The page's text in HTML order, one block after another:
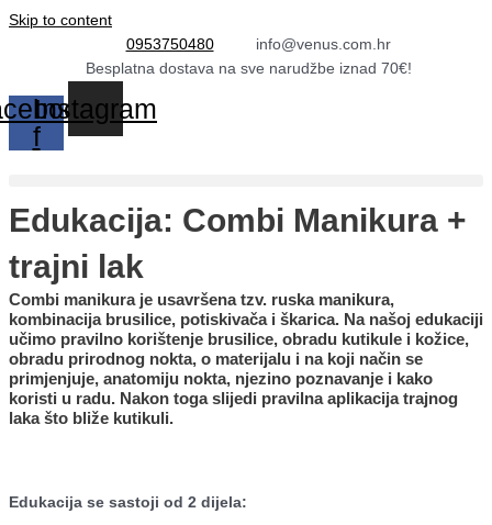
Skip to content
0953750480
info@venus.com.hr
Besplatna dostava na sve narudžbe iznad 70€!
f
Instagram
Edukacija: Combi Manikura +
trajni lak
Combi manikura je usavršena tzv. ruska manikura,
kombinacija brusilice, potiskivača i škarica. Na našoj edukaciji
učimo pravilno korištenje brusilice, obradu kutikule i kožice,
obradu prirodnog nokta, o materijalu i na koji način se
primjenjuje, anatomiju nokta, njezino poznavanje i kako
koristi u radu. Nakon toga slijedi pravilna aplikacija trajnog
laka što bliže kutikuli.
Edukacija se sastoji od 2 dijela: